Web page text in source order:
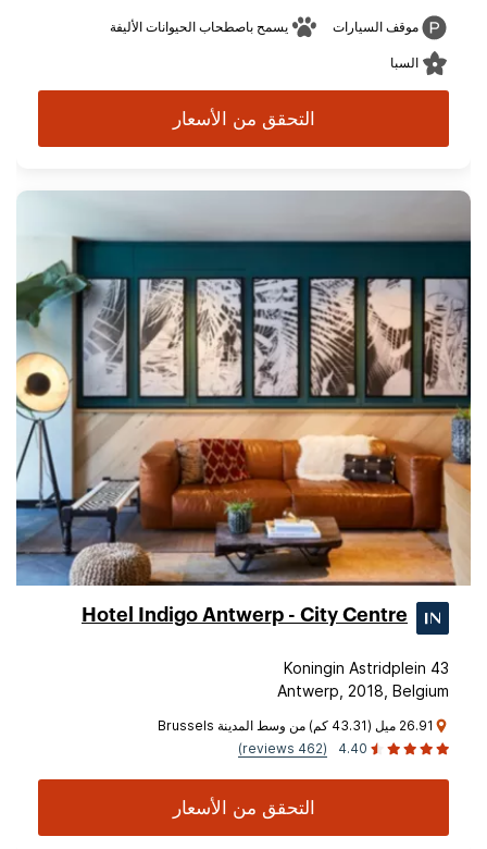
موقف السيارات يسمح باصطحاب الحيوانات الأليفة
السبا
التحقق من الأسعار
Hotel Indigo Antwerp - City Centre
Koningin Astridplein 43
Antwerp, 2018, Belgium
26.91 ميل (43.31 كم) من وسط المدينة Brussels
4.40
(462 reviews)
التحقق من الأسعار